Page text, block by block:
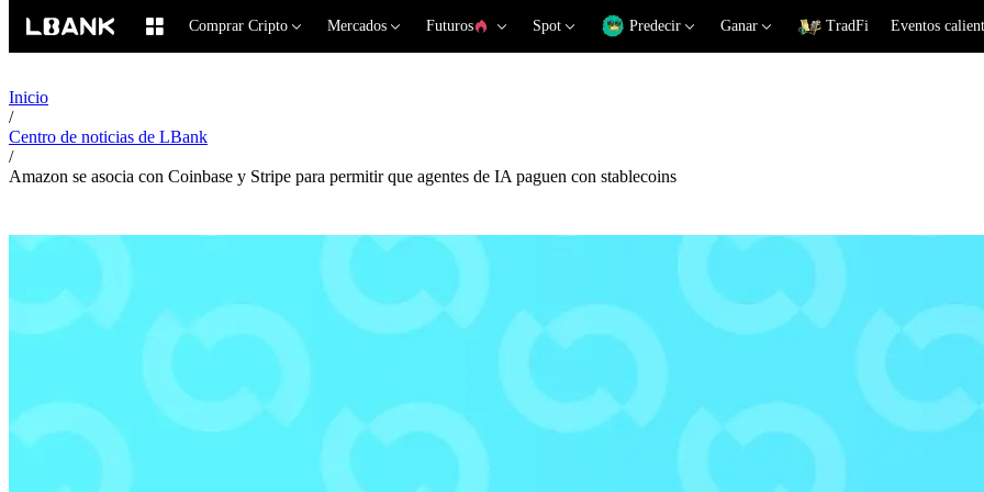
Comprar Cripto Mercados Futuros Spot Predecir Ganar TradFi Eventos
Inicio
/
Centro de noticias de LBank
/
Amazon se asocia con Coinbase y Stripe para permitir que agentes de IA paguen con stablecoins